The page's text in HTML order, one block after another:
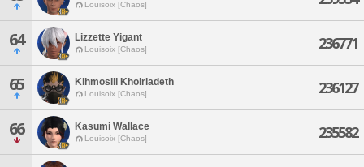
Louisoix [Chaos]
64 Lizzette Yigant
Louisoix [Chaos] 236771
65 Kihmosill Kholriadeth
Louisoix [Chaos] 236127
66 Kasumi Wallace
Louisoix [Chaos] 235582